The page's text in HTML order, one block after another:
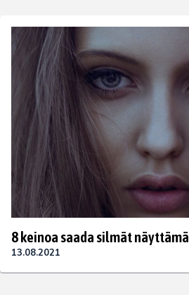
8 keinoa saada silmät
13.08.2021